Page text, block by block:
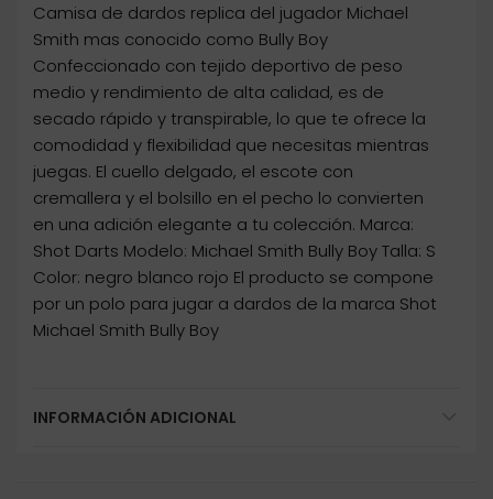
Camisa de dardos replica del jugador Michael
Smith mas conocido como Bully Boy
Confeccionado con tejido deportivo de peso
medio y rendimiento de alta calidad, es de
secado rápido y transpirable, lo que te ofrece la
comodidad y flexibilidad que necesitas mientras
juegas. El cuello delgado, el escote con
cremallera y el bolsillo en el pecho lo convierten
en una adición elegante a tu colección. Marca:
Shot Darts Modelo: Michael Smith Bully Boy Talla: S
Color: negro blanco rojo El producto se compone
por un polo para jugar a dardos de la marca Shot
Michael Smith Bully Boy
INFORMACIÓN ADICIONAL